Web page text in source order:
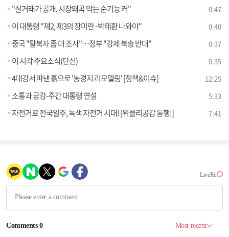
"실거래가 공개, 시장왜곡 막는 순기능 커" 0:47
이 대통령 "제2, 제3의 장미란·박태환 나와야" 0:40
중국 "탈북자 좀 더 조사"…정부 "강제 북송 반대" 0:37
이 시각 주요소식(단신) 0:35
4대강서 파낸 흙으로 '농경지 리모델링' [정책&이슈] 12:25
소통과 공감-주간 대통령 연설 5:33
자전거로 전국일주, 녹색 자전거 시대! [위클리공감 동행!] 7:41